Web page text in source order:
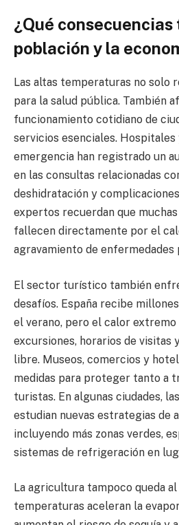
¿Qué
población y la
Las altas temperaturas no solo
para la salud pública. También
funcionamiento cotidiano de
servicios esenciales.
emergencia han registrado un
en las consultas relacionadas
deshidratación y
expertos recuerdan que
fallecen directamente por el
agravamiento de
El sector turístico también
desafíos. España recibe
el verano, pero el calor
excursiones, horarios de visitas
libre. Museos, comercios y
medidas para proteger tanto a
turistas. En algunas ciudades,
estudian nuevas estrategias de
incluyendo más zonas verdes,
sistemas de refrigeración en
La agricultura tampoco queda al
temperaturas aceleran la